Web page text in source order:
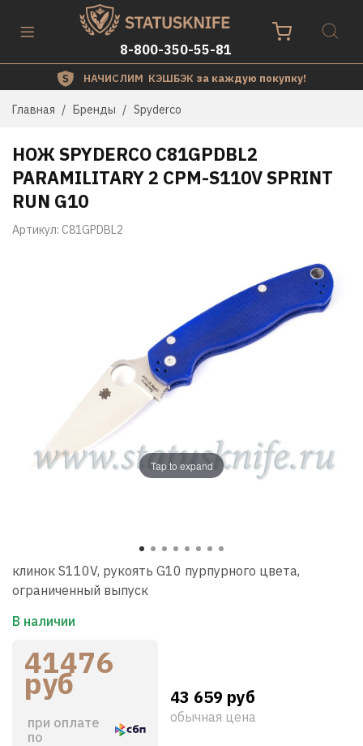
8-800-350-55-81
НАЧИСЛИМ КЭШБЭК за каждую покупку!
Главная Бренды Spyderco
Tap to expand
Артикул: C81GPDBL2
НОЖ SPYDERCO C81GPDBL2
PARAMILITARY 2 CPM-S110V SPRINT
RUN G10
клинок S110V, рукоять G10 пурпурного цвета,
ограниченный выпуск
В наличии
41476
руб
при оплате
по
43 659 руб
обычная цена